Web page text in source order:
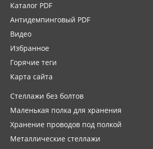
Каталог PDF
Антидемпинговый PDF
Видео
Избранное
Горячие теги
Карта сайта
Стеллажи без болтов
Маленькая полка для хранения
Хранение проводов под полкой
Металлические стеллажи